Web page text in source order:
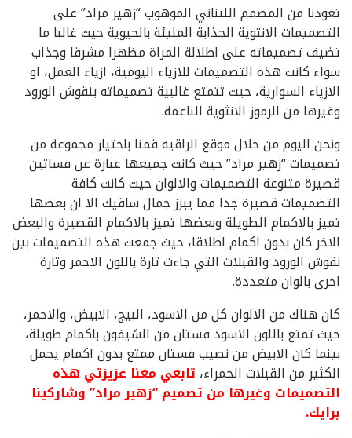
تعودنا من المصمم اللبناني الموهوب “زهير مراد” على
التصميمات الانثوية الجذابة المليئة بالحيوية حيث غالبا ما
تضيف تصميماته على اطلالة المراة مظهرا مشرقا وجذاب
سواء كانت هذه التصميمات للازياء اليومية، ازياء العمل، او
الازياء السوارية، حيث تتمتع غالبية تصميماته بنقوش الورود
وغيرها من الرموز الانثوية الناعمة.
ونحن اليوم من خلال موقع الراقيه قمنا باختيار مجموعة من
تصميمات “زهير مراد” حيث كانت جميعها عبارة عن فساتين
قصيرة متنوعة التصميمات والالوان حيث كانت كافة
التصميمات قصيرة جدا مما يبرز جمال ساقيك الا ان بعضها
تميز بالاكمام الطويلة وبعضها تميز بالاكمام القصيرة والبعض
الاخر كان بدون اكمام اطلاقا، حيث جمعت هذه التصميمات بين
نقوش الورود والقبلات التي جاءت تارة باللون الاحمر وتارة
اخرى بالوان متعددة.
كان هناك من الالوان كل من الاسود، البيج، الابيض، والاحمر،
حيث تمتع باللون الاسود فستان من الشيفون باكمام طويلة،
بينما كان الابيض من نصيب فستان ممتع بدون اكمام يحمل
الكثير من القبلات الحمراء، تابعي معنا عزيزتي هذه
التصميمات وغيرها من تصميم “زهير مراد” وشاركينا
برايك.